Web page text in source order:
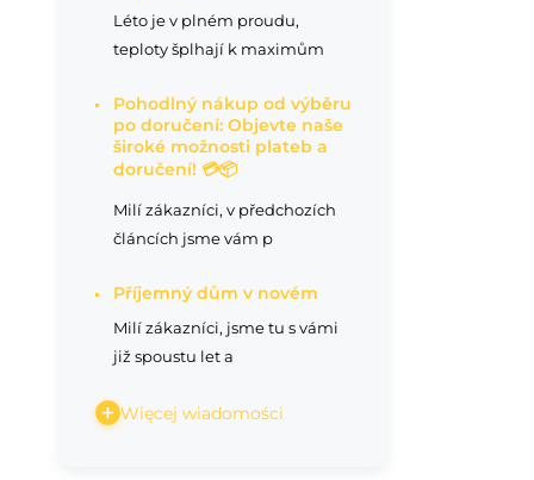
Léto je v plném proudu,
teploty šplhají k maximům
Pohodlný nákup od výběru
po doručení: Objevte naše
široké možnosti plateb a
doručení! 💳📦
Milí zákazníci, v předchozích
článcích jsme vám p
Příjemný dům v novém
Milí zákazníci, jsme tu s vámi
již spoustu let a
Więcej wiadomości